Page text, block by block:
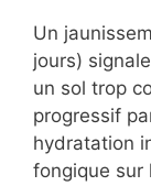
Un
jours)
un sol trop
progressif
hydratation
fongique sur